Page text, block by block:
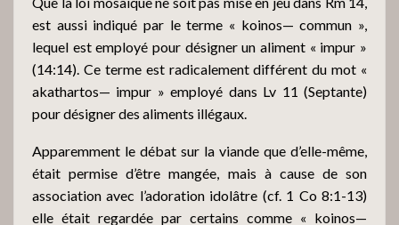
est aussi indiqué par le terme « koinos— commun »,
lequel est employé pour désigner un aliment « impur »
(14:14). Ce terme est radicalement différent du mot «
akathartos— impur » employé dans Lv 11 (Septante)
pour désigner des aliments illégaux.
Apparemment le débat sur la viande que d’elle-même,
était permise d’être mangée, mais à cause de son
association avec l’adoration idolâtre (cf. 1 Co 8:1-13)
elle était regardée par certains comme « koinos—